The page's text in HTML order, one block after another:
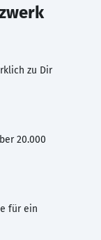
zu Dir
20.000
für ein